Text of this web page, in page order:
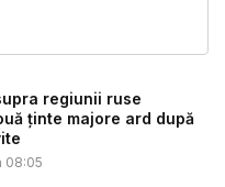
regiunii ruse
ținte majore ard după
08:05